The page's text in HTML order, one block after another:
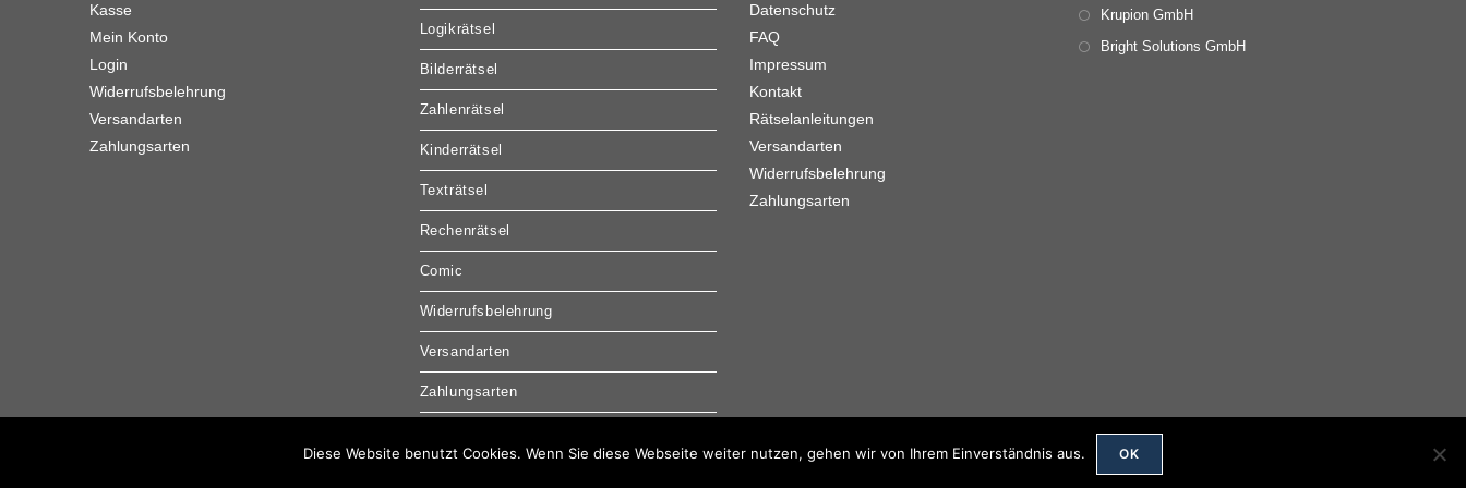
Kasse
Mein Konto
Login
Widerrufsbelehrung
Versandarten
Zahlungsarten
Logikrätsel
Bilderrätsel
Zahlenrätsel
Kinderrätsel
Texträtsel
Rechenrätsel
Comic
Widerrufsbelehrung
Versandarten
Zahlungsarten
Datenschutz
FAQ
Impressum
Kontakt
Rätselanleitungen
Versandarten
Widerrufsbelehrung
Zahlungsarten
Krupion GmbH
Bright Solutions GmbH
Diese Website benutzt Cookies. Wenn Sie diese Webseite weiter nutzen, gehen wir von Ihrem Einverständnis aus. OK